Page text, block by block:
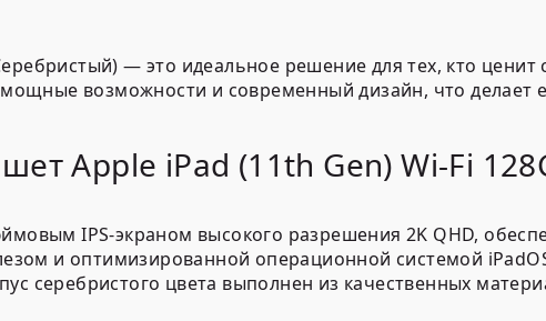
— это идеальное решение для тех, кто ценит
мощные возможности и современный дизайн, что
Apple iPad (11th Gen) Wi-Fi
IPS-экраном высокого разрешения 2K QHD,
и оптимизированной операционной системой
серебристого цвета выполнен из качественных